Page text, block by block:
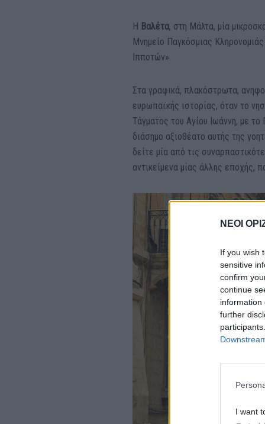
ΝΕΟΙ
If you wish
sensitive
confirm
continue
information
further
I want
Η Βαλέτα, στη Μάλτα, μία
Μνημείο Παγκόσμιας
Ιπποτών».
Στα γραφικά, πλακόστρωτα,
ευρωπαϊκής ιστορίας, όταν το
Τάγματος του Αγίου Ιωάννη, με
διάσημο αξιοθέατο αυτής της
δείτε μία από τις
αντικείμενα μίας άλλης εποχής,